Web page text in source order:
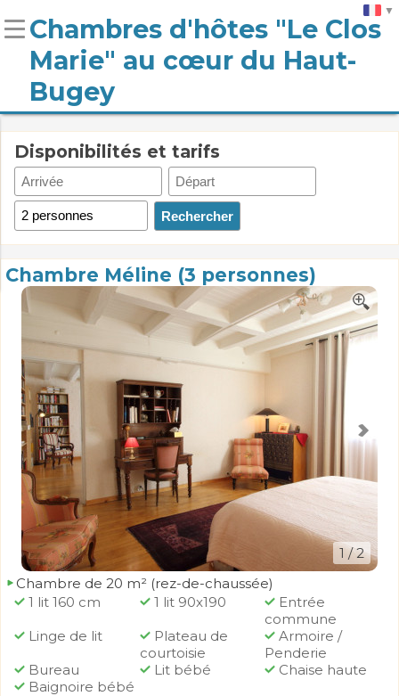
Chambres d'hôtes "Le Clos
Marie" au cœur du Haut-
Bugey
Disponibilités et tarifs
Chambre Méline (3 personnes)
1/ 2
Chambre de 20 m² (rez-de-chaussée)
1 lit 160 cm
1 lit 90x190
Entrée
commune
Linge de lit
Plateau de
courtoisie
Armoire /
Penderie
Bureau
Lit bébé
Chaise haute
Baignoire bébé